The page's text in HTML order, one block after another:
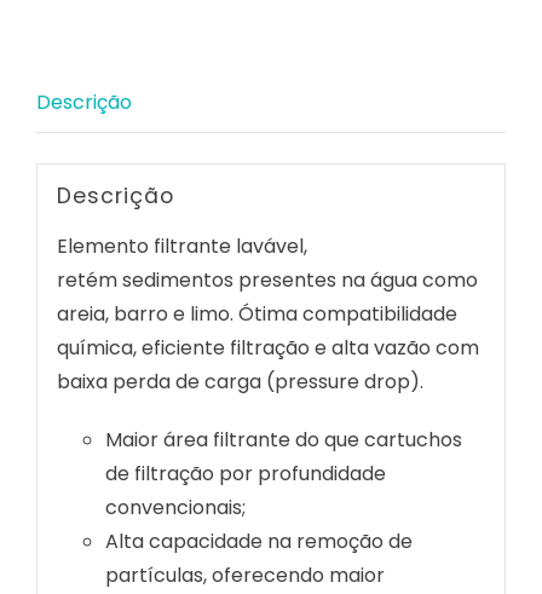
Descrição
Descrição
Elemento filtrante lavável,
retém sedimentos presentes na água como
areia, barro e limo. Ótima compatibilidade
química, eficiente filtração e alta vazão com
baixa perda de carga (pressure drop).
Maior área filtrante do que cartuchos
de filtração por profundidade
convencionais;
Alta capacidade na remoção de
partículas, oferecendo maior